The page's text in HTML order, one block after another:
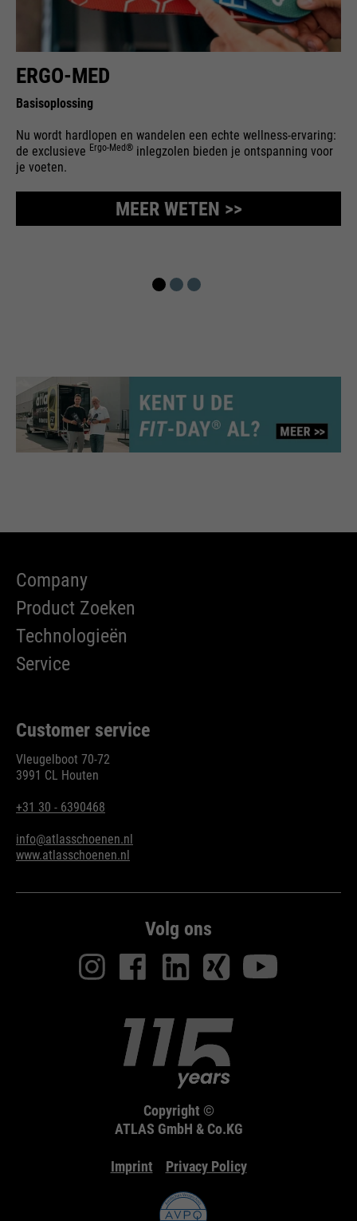
ERGO-MED
Basisoplossing
Nu wordt hardlopen en wandelen een echte wellness-ervaring:
de exclusieve Ergo-Med® inlegzolen bieden je ontspanning voor
je voeten.
MEER WETEN >>
Company
Product Zoeken
Technologieën
Service
Customer service
Vleugelboot 70-72
3991 CL Houten
+31 30 - 6390468
info@atlasschoenen.nl
www.atlasschoenen.nl
Volg ons
Copyright ©
ATLAS GmbH & Co.KG
Imprint Privacy Policy